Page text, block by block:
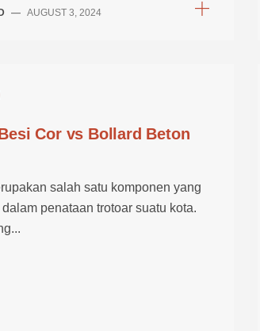
— AUGUST 3, 2024
Cor vs Bollard Beton
salah satu komponen yang
penataan trotoar suatu kota.